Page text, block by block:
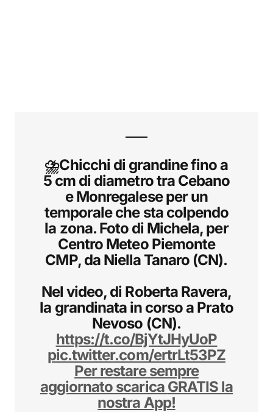
⛈️Chicchi di grandine fino a
5 cm di diametro tra Cebano
e Monregalese per un
temporale che sta colpendo
la zona. Foto di Michela, per
Centro Meteo Piemonte
CMP, da Niella Tanaro (CN).
Nel video, di Roberta Ravera,
la grandinata in corso a Prato
Nevoso (CN).
https://t.co/BjYtJHyUoP
pic.twitter.com/ertrLt53PZ
Per restare sempre
aggiornato scarica GRATISla
nostra App!